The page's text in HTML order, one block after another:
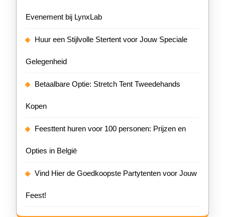
Evenement bij LynxLab
Huur een Stijlvolle Stertent voor Jouw Speciale
Gelegenheid
Betaalbare Optie: Stretch Tent Tweedehands
Kopen
Feesttent huren voor 100 personen: Prijzen en
Opties in België
Vind Hier de Goedkoopste Partytenten voor Jouw
Feest!